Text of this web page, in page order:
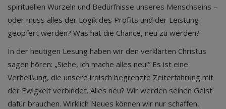
spirituellen Wurzeln und Bedürfnisse unseres Menschseins –
oder muss alles der Logik des Profits und der Leistung
geopfert werden? Was hat die Chance, neu zu werden?
In der heutigen Lesung haben wir den verklärten Christus
sagen hören: „Siehe, ich mache alles neu!“ Es ist eine
Verheißung, die unsere irdisch begrenzte Zeiterfahrung mit
der Ewigkeit verbindet. Alles neu? Wir werden seinen Geist
dafür brauchen. Wirklich Neues können wir nur schaffen,